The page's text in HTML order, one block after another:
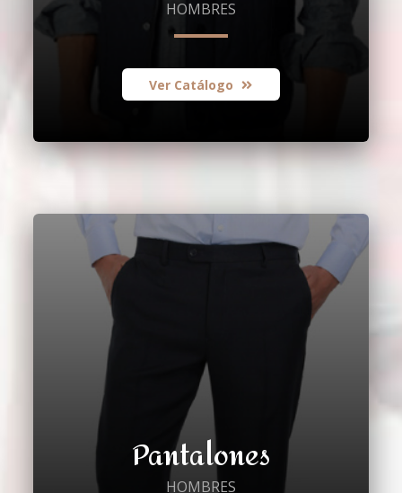
HOMBRES
Ver Catálogo
Pantalones
HOMBRES